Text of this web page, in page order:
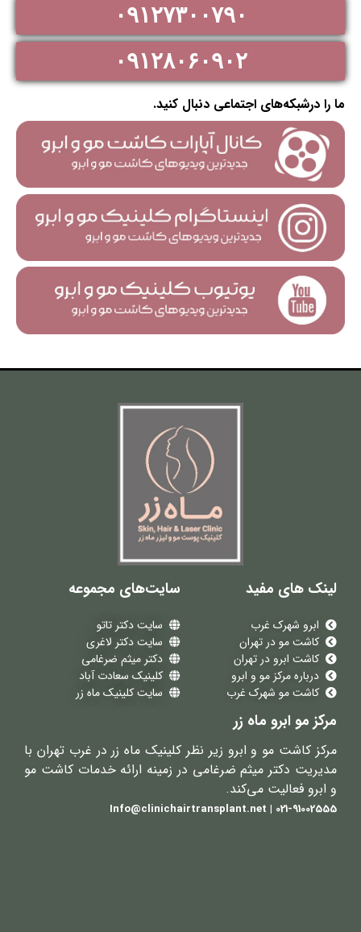
۰۹۱۲۷۳۰۰۷۹۰
۰۹۱۲۸۰۶۰۹۰۲
ما را درشبکه‌های اجتماعی دنبال کنید.
لینک های مفید
ابرو شهرک غرب
کاشت مو در تهران
کاشت ابرو در تهران
درباره مرکز مو و ابرو
کاشت مو شهرک غرب
سایت‌های مجموعه
سایت دکتر تاتو
سایت دکتر لاغری
دکتر میثم ضرغامی
کلینیک سعادت آباد
سایت کلینیک ماه زر
مرکز مو ابرو ماه زر
مرکز کاشت مو و ابرو زیر نظر کلینیک ماه زر در غرب تهران با
مدیریت دکتر میثم ضرغامی در زمینه ارائه خدمات کاشت مو
و ابرو فعالیت می‌کند.
021-91002555 | Info@clinichairtransplant.net